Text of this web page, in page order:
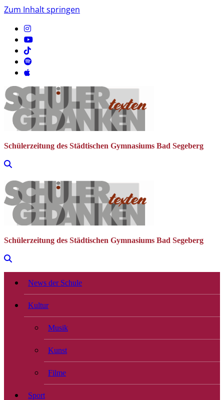
Zum Inhalt springen
Schülerzeitung des Städtischen Gymnasiums Bad Segeberg
Schülerzeitung des Städtischen Gymnasiums Bad Segeberg
News der Schule
Kultur
Musik
Kunst
Filme
Sport